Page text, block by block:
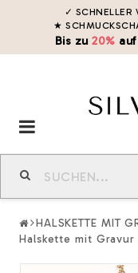
✓ SCHNELLER
★
Bis zu20%
Toggle
navigation
HALSKETTE MIT
Halskette mit